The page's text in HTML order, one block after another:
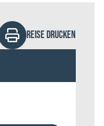
REISE DRUCKEN